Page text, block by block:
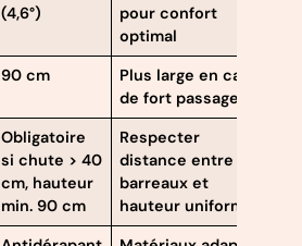
(4,6°)
pour confort
optimal
90 cm
Plus large en cas
de fort passage
Obligatoire
si chute > 40
cm, hauteur
min. 90 cm
Respecter
distance entre
barreaux et
hauteur uniformes